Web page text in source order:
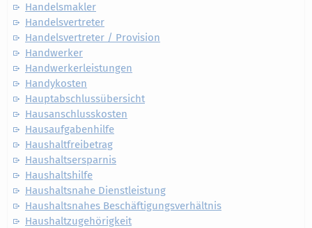
Handelsmakler
Handelsvertreter
Handelsvertreter / Provision
Handwerker
Handwerkerleistungen
Handykosten
Hauptabschlussübersicht
Hausanschlusskosten
Hausaufgabenhilfe
Haushaltfreibetrag
Haushaltsersparnis
Haushaltshilfe
Haushaltsnahe Dienstleistung
Haushaltsnahes Beschäftigungsverhältnis
Haushaltzugehörigkeit